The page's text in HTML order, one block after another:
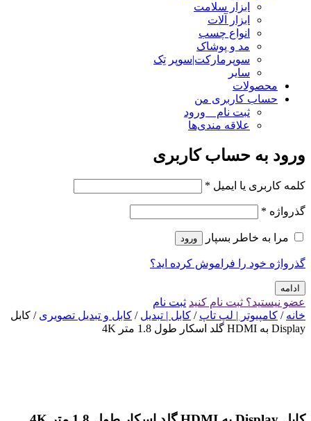
ابزار سلامت
ابزار آلات
انواع چسب
مد و پوشاک
سوپرمارکت|سوپر تِک
سایر
محصولات
حساب کاربری من
ثبت نام _ ورود
علاقه مندی‌ها
ورود به حساب کاربری
کلمه کاربری یا ایمیل *
گذرواژه *
مرا به خاطر بسپار ورود
گذرواژه خود را فراموش کرده اید؟
ادامه
عضو نیستید؟ ثبت نام کنید ثبت نام
خانه / کامپیوتر | لپ تاپ / کابل | تبدیل / کابل و تبدیل تصویری / کابل
Display به HDMI گلد اسکار طول 1.8 متر 4K